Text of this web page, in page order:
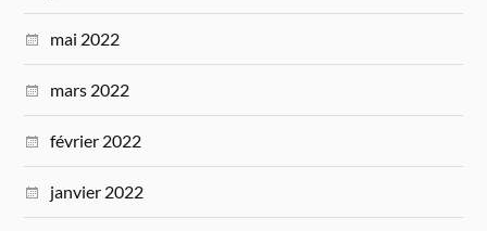
mai 2022
mars 2022
février 2022
janvier 2022